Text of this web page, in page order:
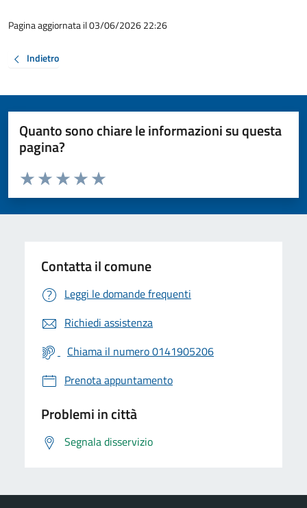
Pagina aggiornata il 03/06/2026 22:26
Indietro
Quanto sono chiare le informazioni su questa
pagina?
Valuta da 1 a 5 stelle la pagina
Valuta 5 stelle su 5
Valuta 4 stelle su 5
Valuta 3 stelle su 5
Valuta 2 stelle su 5
Valuta 1 stelle su 5
Contatta il comune
Leggi le domande frequenti
Richiedi assistenza
Chiama il numero 0141905206
Prenota appuntamento
Problemi in città
Segnala disservizio